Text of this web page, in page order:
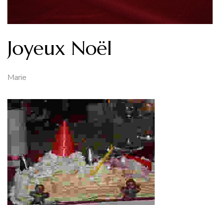
Joyeux Noël
Marie